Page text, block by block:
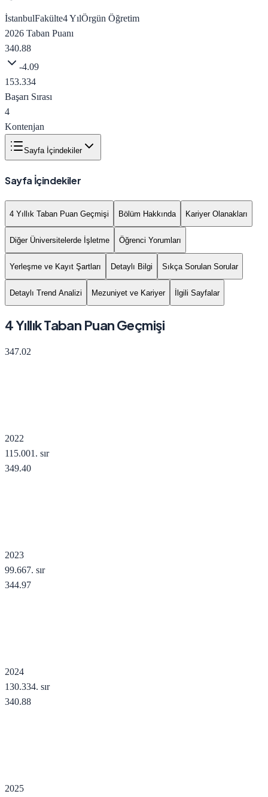
İstanbulFakülte4YılÖrgün Öğretim
2026 Taban Puanı
340.88
-4.09
153.334
Başarı Sırası
4
Kontenjan
Sayfa İçindekiler
Sayfa İçindekiler
4 Yıllık Taban Puan Geçmişi Bölüm Hakkında Kariyer Olanakları
Diğer Üniversitelerde İşletme Öğrenci Yorumları
Yerleşme ve Kayıt Şartları Detaylı Bilgi Sıkça Sorulan Sorular
Detaylı Trend Analizi Mezuniyet ve Kariyer İlgili Sayfalar
4 Yıllık Taban Puan Geçmişi
347.02
2022
115.001 . sır
349.40
2023
99.667. sır
344.97
2024
130.334. sır
340.88
2025